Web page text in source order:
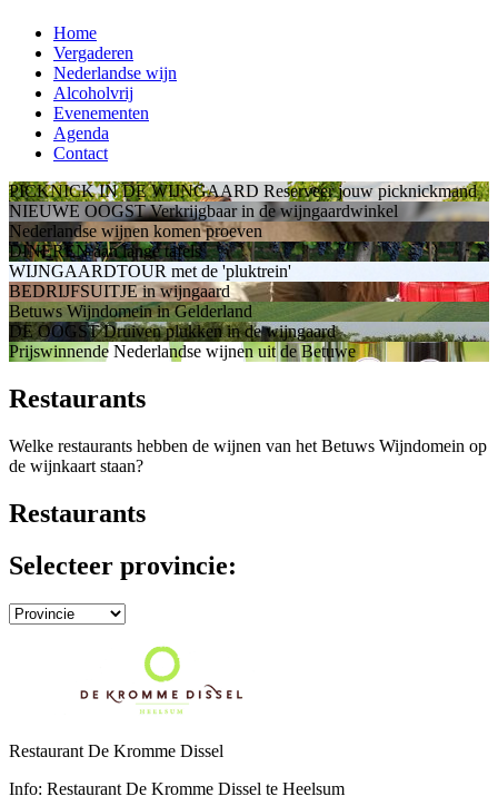
Home
Vergaderen
Nederlandse wijn
Alcoholvrij
Evenementen
Agenda
Contact
PICKNICK IN DE WIJNGAARD Reserveer jouw picknickmand
NIEUWE OOGST Verkrijgbaar in de wijngaardwinkel
Nederlandse wijnen komen proeven
DINEREN aan lange tafels
WIJNGAARDTOUR met de 'pluktrein'
BEDRIJFSUITJE in wijngaard
Betuws Wijndomein in Gelderland
DE OOGST Druiven plukken in de wijngaard
Prijswinnende Nederlandse wijnen uit de Betuwe
Restaurants
Welke restaurants hebben de wijnen van het Betuws Wijndomein op
de wijnkaart staan?
Restaurants
Selecteer provincie:
Restaurant De Kromme Dissel
Info: Restaurant De Kromme Dissel te Heelsum